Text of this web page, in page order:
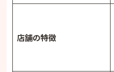
店舗の特徴